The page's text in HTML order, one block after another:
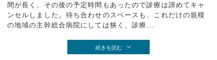
間が長く、その後の予定時間もあったので診療は諦めてキャ
ンセルしました。待ち合わせのスペースも、これだけの規模
の地域の主幹総合病院にしては狭く、診療...
続きを読む